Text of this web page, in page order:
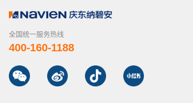
全国统一服务热线
400-160-1188